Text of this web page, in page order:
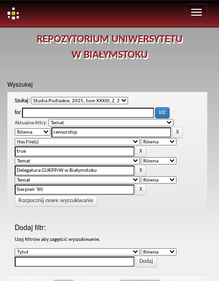
REPOZYTORIUM UNIWERSYTETU
W BIAŁYMSTOKU
Wyszukaj
Szukaj:
for
Aktualne filtry:
Rozpocznij nowe wyszukiwanie
Dodaj filtr:
Uzyj filtrów aby zagęścić wyszukiwanie.